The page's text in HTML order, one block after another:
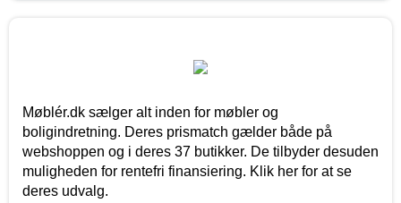
Møblér.dk sælger alt inden for møbler og
boligindretning. Deres prismatch gælder både på
webshoppen og i deres 37 butikker. De tilbyder desuden
muligheden for rentefri finansiering. Klik her for at se
deres udvalg.